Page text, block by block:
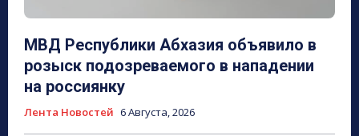
МВД Республики Абхазия объявило в
розыск подозреваемого в нападении
на россиянку
Лента Новостей 6 Августа, 2026